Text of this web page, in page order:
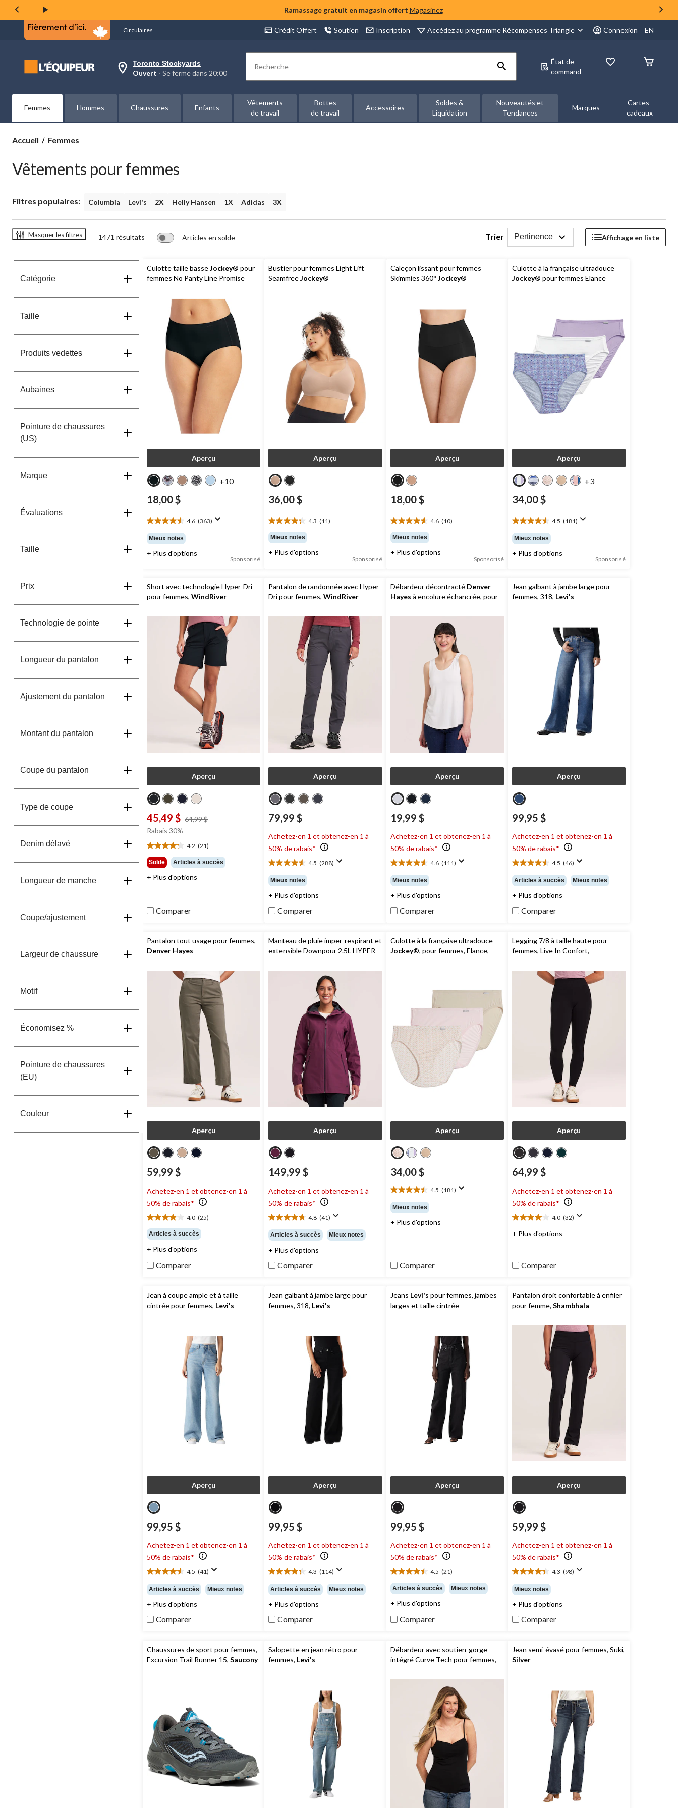
Ramassage gratuit en magasin offert Magasinez
Circulaires Crédit Offert Soutien Inscription Accédez au programme Récompenses Triangle Connexion EN
votre
est
Toronto
Stockyards,
20:00
cliquer
Toronto Stockyards
Ouvert ⋅ Se ferme dans 20:00 Rechercher
État de
command
Femmes Hommes Chaussures Enfants
Vêtements
de travail
Bottes
de travail
Accessoires
Soldes &
Liquidation
Nouveautés et
Tendances
Marques
Cartes-
cadeaux
Accueil Femmes
Femmes
Vêtements pour femmes
Filtres populaires: Columbia Levi's 2X Helly Hansen 1X Adidas 3X
Masquer les filtres 1471 résultats Articles en solde Trier Pertinence Affichage en liste
Catégorie
Taille
Produits vedettes
Aubaines
Pointure de chaussures
(US)
Marque
Évaluations
Taille
Prix
Technologie de pointe
Longueur du pantalon
Ajustement du pantalon
Montant du pantalon
Coupe du pantalon
Type de coupe
Denim délavé
Longueur de manche
Coupe/ajustement
Largeur de chaussure
Motif
Économisez %
Pointure de chaussures
(EU)
Couleur
Culotte taille basseJockey® pour
femmes No Panty Line Promise
Aperçu
+10
18,00 $
4.6 (363)
4.6
étoile(s)
sur
5.
Mieux notes
+ Plus d'options
Sponsorisé
Bustier pour femmes Light Lift
SeamfreeJockey®
Aperçu
36,00 $
4.3 (11)
4.3
étoile(s)
sur
5.
Mieux notes
+ Plus d'options
Sponsorisé
Caleçon lissant pour femmes
Skimmies 360° Jockey®
Aperçu
18,00 $
4.6 (10)
4.6
étoile(s)
sur
5.
Mieux notes
+ Plus d'options
Sponsorisé
Culotte à la française ultradouce
Jockey® pour femmes Elance
Aperçu
+3
34,00 $
4.5 (181)
4.5
étoile(s)
sur
5.
Mieux notes
+ Plus d'options
Sponsorisé
Short avec technologie Hyper-Dri
pour femmes,WindRiver
Aperçu
45,49 $ 64,99 $
Rabais 30%
4.2 (21)
4.2
étoile(s)
sur
5.
Solde Articles à succès
+ Plus d'options
Comparer
Pantalon de randonnée avec Hyper-
Dri pour femmes,WindRiver
Aperçu
79,99 $
Achetez-en 1 et obtenez-en 1 à
50% de rabais*
4.5 (288)
4.5
étoile(s)
sur
5.
288
évaluations
Mieux notes
+ Plus d'options
Comparer
Débardeur décontracté Denver
Hayes à encolure échancrée, pour
Aperçu
19,99 $
Achetez-en 1 et obtenez-en 1 à
50% de rabais*
4.6 (111)
4.6
étoile(s)
sur
5.
111
évaluations
Mieux notes
+ Plus d'options
Comparer
Jean galbant à jambe large pour
femmes, 318, Levi's
Aperçu
99,95 $
Achetez-en 1 et obtenez-en 1 à
50% de rabais*
4.5 (46)
4.5
étoile(s)
sur
5.
46
évaluations
Articles à succès Mieux notes
+ Plus d'options
Comparer
Pantalon tout usage pour femmes,
Denver Hayes
Aperçu
59,99 $
Achetez-en 1 et obtenez-en 1 à
50% de rabais*
4.0 (25)
4.0
étoile(s)
sur
5.
25
évaluations
Articles à succès
+ Plus d'options
Comparer
Manteau de pluie imper-respirant et
extensible Downpour 2.5L HYPER-
femmes
Aperçu
149,99 $
Achetez-en 1 et obtenez-en 1 à
50% de rabais*
4.8 (41)
4.8
étoile(s)
sur
5.
41
évaluations
Articles à succès Mieux notes
+ Plus d'options
Comparer
Culotte à la française ultradouce
Jockey®, pour femmes, Elance,
Aperçu
34,00 $
4.5 (181)
4.5
étoile(s)
sur
5.
Mieux notes
+ Plus d'options
Comparer
Legging 7/8 à taille haute pour
femmes, Live In Confort,
Aperçu
64,99 $
Achetez-en 1 et obtenez-en 1 à
50% de rabais*
4.0 (32)
4.0
étoile(s)
32
évaluations
+ Plus d'options
Comparer
Jean à coupe ample et à taille
cintrée pour femmes, Levi's
Aperçu
99,95 $
Achetez-en 1 et obtenez-en 1 à
50% de rabais*
4.5 (41)
4.5
étoile(s)
sur
5.
41
évaluations
Articles à succès Mieux notes
+ Plus d'options
Comparer
Jean galbant à jambe large pour
femmes, 318, Levi's
Aperçu
99,95 $
Achetez-en 1 et obtenez-en 1 à
50% de rabais*
4.3 (114)
4.3
étoile(s)
sur
5.
114
évaluations
Articles à succès Mieux notes
+ Plus d'options
Comparer
Jeans Levi's pour femmes, jambes
larges et taille cintrée
Aperçu
99,95 $
Achetez-en 1 et obtenez-en 1 à
50% de rabais*
4.5 (21)
4.5
étoile(s)
sur
5.
21
évaluations
Articles à succès Mieux notes
+ Plus d'options
Comparer
Pantalon droit confortable à enfiler
pour femme, Shambhala
Aperçu
59,99 $
Achetez-en 1 et obtenez-en 1 à
50% de rabais*
4.3 (98)
4.3
étoile(s)
sur
5.
98
évaluations
Mieux notes
+ Plus d'options
Comparer
Chaussures de sport pour femmes,
Excursion Trail Runner 15,Saucony
Salopette en jean rétro pour
femmes, Levi's
Débardeur avec soutien-gorge
intégré Curve Tech pour femmes,
Jean semi-évasé pour femmes, Suki,
Silver